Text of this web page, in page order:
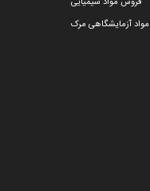
مواد آزمایشگاهی مرک